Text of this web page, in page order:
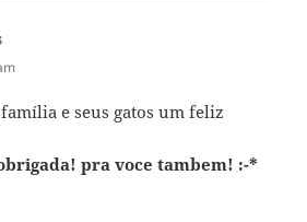
e seus gatos um feliz
pra voce tambem! :-*